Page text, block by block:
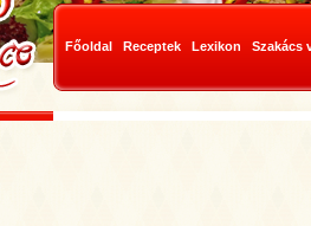
Főoldal Receptek Lexikon Szakács